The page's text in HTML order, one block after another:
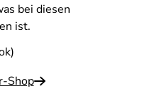
bei diesen
ist.
Shop